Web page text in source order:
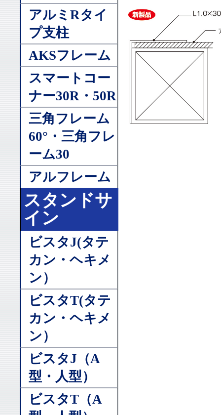
アルミRタイ
プ支柱
AKSフレーム
スマートコー
ナー30R・50R
三角フレーム
60°・三角フレ
ーム30
アルフレーム
スタンドサ
イン
ビスタJ(タテ
カン・ヘキメ
ン）
ビスタT(タテ
カン・ヘキメ
ン）
ビスタJ（A
型・人型）
ビスタT（A